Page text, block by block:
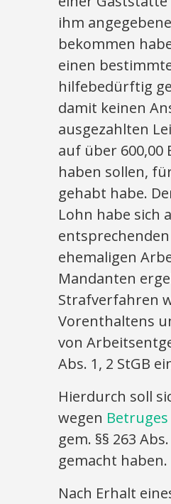
ihm
bekommen
einen
hilfebedürftig
damit keinen
ausgezahlten
auf über 600,00
haben sollen,
gehabt habe.
Lohn habe sich
ehemaligen
Mandanten
Strafverfahren
Vorenthaltens
von
Abs. 1, 2 StGB
Hierdurch soll
wegen
gem. §§ 263
gemacht haben.
Nach Erhalt